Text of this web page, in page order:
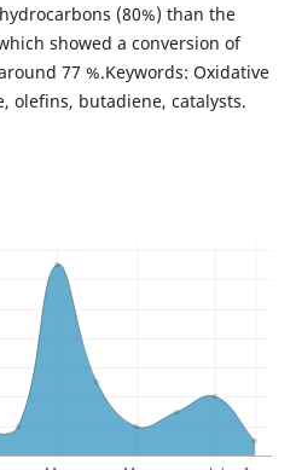
(80%) than the
showed a conversion of
77 %.Keywords: Oxidative
olefins, butadiene, catalysts.